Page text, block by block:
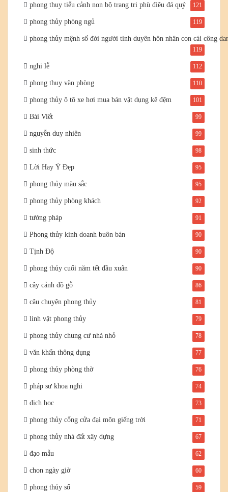
phong thuy tiểu cảnh non bộ trang tri phù điêu đá quý 121
phong thủy phòng ngủ 119
phong thủy mệnh số đời người tinh duyên hôn nhân con cái công
119
nghi lễ 112
phong thuy văn phòng 110
phong thủy ô tô xe hơi mua bán vật dụng kê đệm 101
Bài Viết 99
nguyễn duy nhiên 99
sinh thức 98
Lời Hay Ý Đẹp 95
phong thủy màu sắc 95
phong thủy phòng khách 92
tướng pháp 91
Phong thủy kinh doanh buôn bán 90
Tịnh Độ 90
phong thủy cuối năm tết đầu xuân 90
cây cảnh đồ gỗ 86
câu chuyện phong thủy 81
linh vật phong thủy 79
phong thủy chung cư nhà nhỏ 78
văn khấn thông dụng 77
phong thủy phòng thờ 76
pháp sư khoa nghi 74
dịch học 73
phong thủy cổng cửa đại môn giếng trời 71
phong thủy nhà đất xây dựng 67
đạo mẫu 62
chon ngày giờ 60
phong thủy số 59